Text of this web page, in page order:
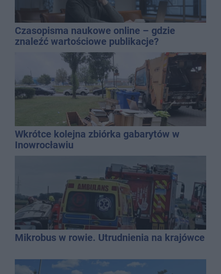
Czasopisma naukowe online – gdzie
znaleźć wartościowe publikacje?
Wkrótce kolejna zbiórka gabarytów w
Inowrocławiu
Mikrobus w rowie. Utrudnienia na krajówce